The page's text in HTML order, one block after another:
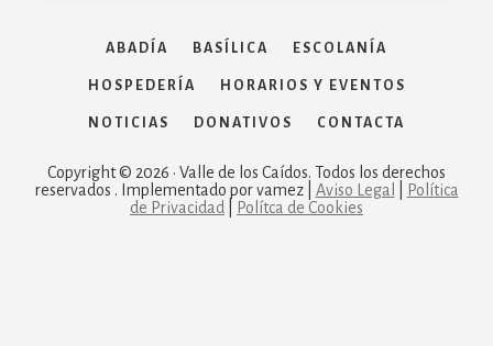
ABADÍA BASÍLICA ESCOLANÍA
HOSPEDERÍA HORARIOS Y EVENTOS
NOTICIAS DONATIVOS CONTACTA
Copyright © 2026 · Valle de los Caídos. Todos los derechos
reservados . Implementado por vamez | Aviso Legal
Política
de Privacidad
Polítca de Cookies